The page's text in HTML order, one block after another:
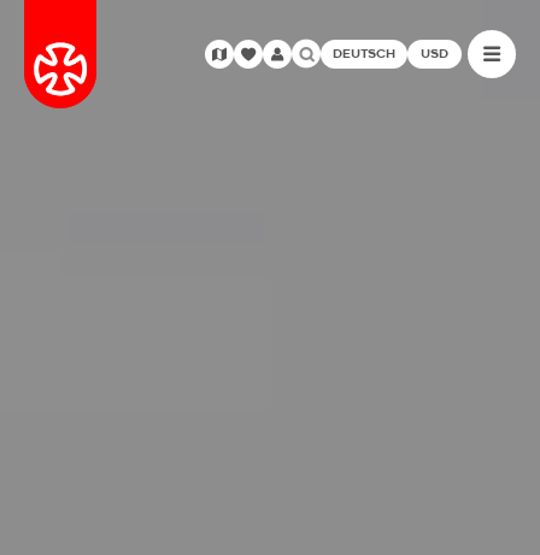
DEUTSCH USD